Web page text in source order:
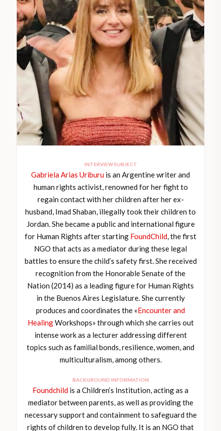
INTERVIEW SUBJECT
Gabriela Arias Uriburu is an Argentine writer and
human rights activist, renowned for her fight to
regain contact with her children after her ex-
husband, Imad Shaban, illegally took their children to
Jordan. She became a public and international figure
for Human Rights after starting FoundChild, the first
NGO that acts as a mediator during these legal
battles to ensure the child’s safety first. She received
recognition from the Honorable Senate of the
Nation (2014) as a leading figure for Human Rights
in the Buenos Aires Legislature. She currently
produces and coordinates the «Encounter and
HealingWorkshops» through which she carries out
intense work as a lecturer addressing different
topics such as familial bonds, resilience, women, and
multiculturalism, among others.
BACKGROUND INFORMATION
Foundchild is a Children’s Institution, acting as a
mediator between parents, as well as providing the
necessary support and containment to safeguard the
rights of children to develop fully. It is an NGO that